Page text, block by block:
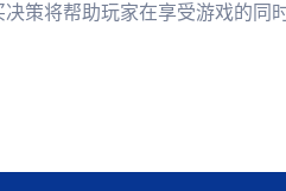
策将帮助玩家在享受游戏的同